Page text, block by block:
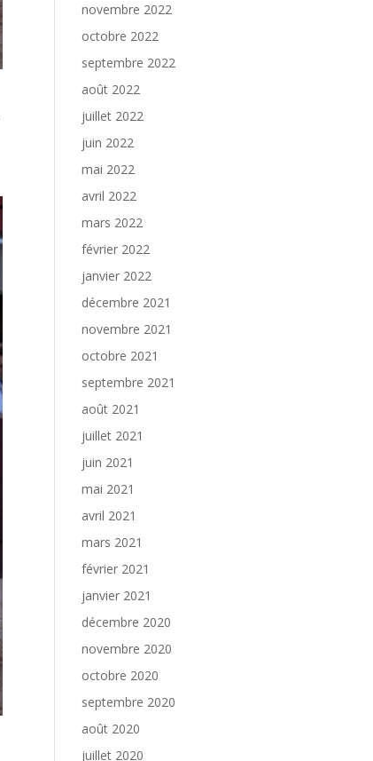
novembre 2022
octobre 2022
septembre 2022
août 2022
juillet 2022
juin 2022
mai 2022
avril 2022
mars 2022
février 2022
janvier 2022
décembre 2021
novembre 2021
octobre 2021
septembre 2021
août 2021
juillet 2021
juin 2021
mai 2021
avril 2021
mars 2021
février 2021
janvier 2021
décembre 2020
novembre 2020
octobre 2020
septembre 2020
août 2020
juillet 2020